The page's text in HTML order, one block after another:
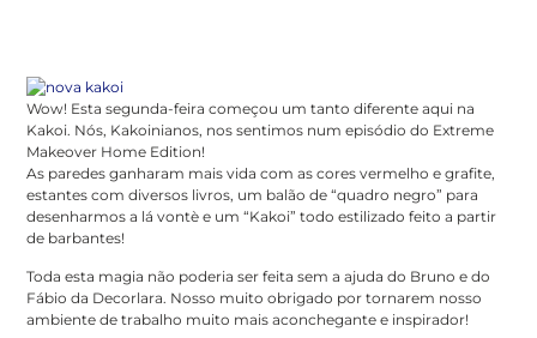
Wow! Esta segunda-feira começou um tanto diferente aqui na
Kakoi. Nós, Kakoinianos, nos sentimos num episódio do Extreme
Makeover Home Edition!
As paredes ganharam mais vida com as cores vermelho e grafite,
estantes com diversos livros, um balão de “quadro negro” para
desenharmos a lá vontè e um “Kakoi” todo estilizado feito a partir
de barbantes!
Toda esta magia não poderia ser feita sem a ajuda do Bruno e do
Fábio da Decorlara. Nosso muito obrigado por tornarem nosso
ambiente de trabalho muito mais aconchegante e inspirador!